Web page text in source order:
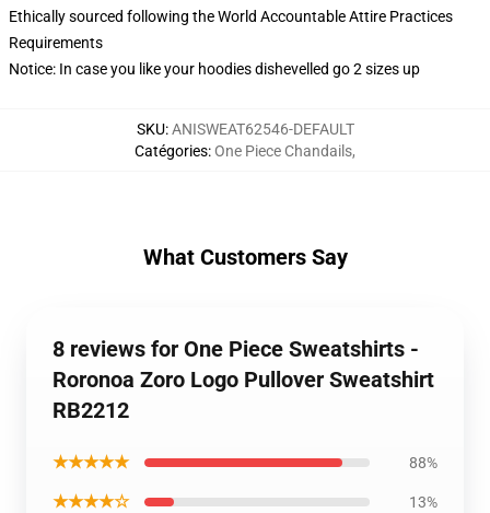
Ethically sourced following the World Accountable Attire Practices
Requirements
Notice: In case you like your hoodies dishevelled go 2 sizes up
SKU:ANISWEAT62546-DEFAULT
Catégories:One Piece Chandails,
What Customers Say
8 reviews for One Piece Sweatshirts -
Roronoa Zoro Logo Pullover Sweatshirt
RB2212
★★★★★ 88%
★★★★☆ 13%